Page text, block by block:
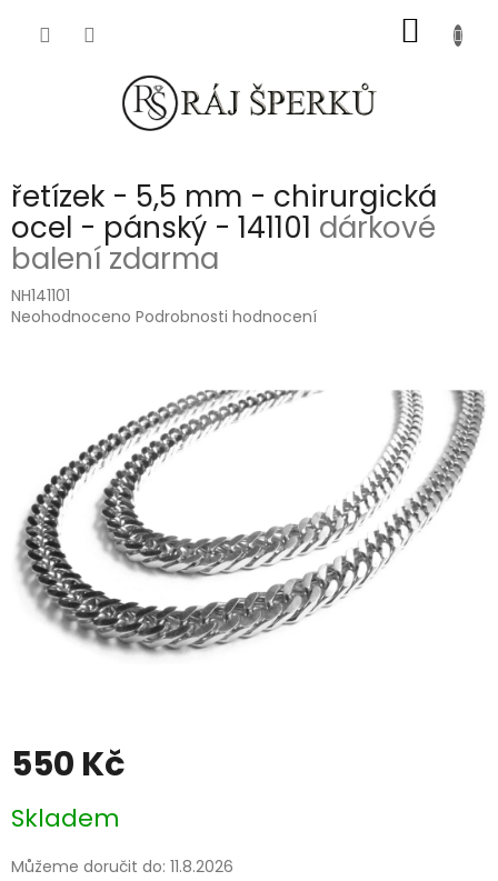
KOŠÍK
řetízek - 5,5 mm - chirurgická
ocel - pánský - 141101 dárkové
balení zdarma
NH141101
Průměrné
hvězdiček.
Neohodnoceno Podrobnosti hodnocení
550 Kč
cena:
Skladem
Můžeme doručit do: 11.8.2026